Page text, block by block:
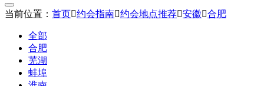
当前位置： 首页约会指南约会地点推荐安徽合肥
全部
合肥
芜湖
蚌埠